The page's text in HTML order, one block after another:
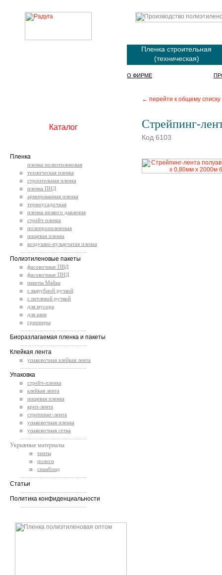
Пленка строительная
(техническая)
О ФИРМЕ
← перейти к общему списку
Стрейпинг-
Код 6103
Каталог
Пленка
пленка полиэтиленовая
техническая пленка
строительная пленка
пленка ПНД
армированная пленка
термоусадочная
пленка низкого давления
стрейч пленка
полипропиленовая
пищевая пленка
воздушно-пузырчатая пленка
Полиэтиленовые пакеты
фасовочные ПВД
фасовочные ПНД
пакеты Майка
с вырубной ручкой
с петлевой ручкой
для мусора
для шин
грипперы
Биоразлагаемая пленка и пакеты
Клейкая лента
упаковочная клейкая лента
Упаковка
стрейч-пленка
клейкая лента
пищевая пленка
креп-лента
стреппинг-лента
упаковочная пленка
упаковочная сетка
Укрывные материалы
тенты
пологи
спанбонд
Статьи
Политика конфиденциальности